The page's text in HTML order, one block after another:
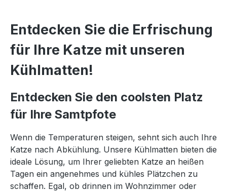
Entdecken Sie die Erfrischung
für Ihre Katze mit unseren
Kühlmatten!
Entdecken Sie den coolsten Platz
für Ihre Samtpfote
Wenn die Temperaturen steigen, sehnt sich auch Ihre
Katze nach Abkühlung. Unsere Kühlmatten bieten die
ideale Lösung, um Ihrer geliebten Katze an heißen
Tagen ein angenehmes und kühles Plätzchen zu
schaffen. Egal, ob drinnen im Wohnzimmer oder